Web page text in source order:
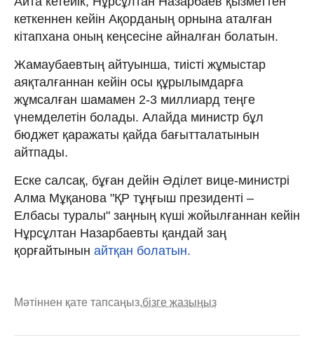
кеткеннен кейін Ақорданың орнына аталған
кітапхана оның кеңсесіне айналған болатын.
Жамаубаевтың айтуынша, тиісті жұмыстар
аяқталғаннан кейін осы құрылымдарға
жұмсалған шамамен 2-3 миллиард теңге
үнемделетін болады. Алайда министр бұл
бюджет қаражаты қайда бағытталатынын
айтпады.
Еске салсақ, бұған дейін Әділет вице-министрі
Алма Мұқанова "ҚР тұңғыш президенті –
Елбасы туралы" заңның күші жойылғаннан кейін
Нұрсұлтан Назарбаевты қандай заң
қорғайтынын айтқан болатын.
Мәтіннен қате тапсаңыз,бізге жазыңыз